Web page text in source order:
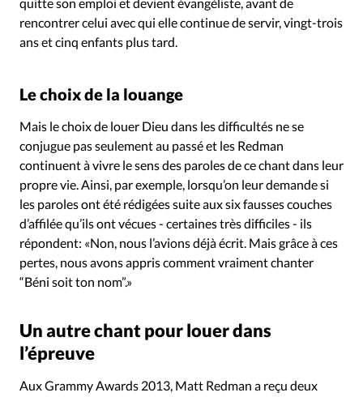
rencontrer celui avec qui elle continue de servir, vingt-trois
ans et cinq enfants plus tard.
Le choix de la louange
Mais le choix de louer Dieu dans les difficultés ne se
conjugue pas seulement au passé et les Redman
continuent à vivre le sens des paroles de ce chant dans leur
propre vie. Ainsi, par exemple, lorsqu’on leur demande si
les paroles ont été rédigées suite aux six fausses couches
d’affilée qu’ils ont vécues - certaines très difficiles - ils
répondent: «Non, nous l’avions déjà écrit. Mais grâce à ces
pertes, nous avons appris comment vraiment chanter
“Béni soit ton nom”.»
Un autre chant pour louer dans
l’épreuve
Aux Grammy Awards 2013, Matt Redman a reçu deux